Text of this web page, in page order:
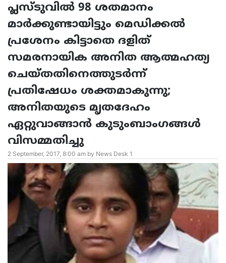
പ്ലസ്ടുവില്‍ 98 ശതമാനം
മാര്‍ക്കുണ്ടായിട്ടും മെഡിക്കല്‍
പ്രശേനം കിട്ടാതെ ദളിത്
സമരനായിക അനിത ആത്മഹത്യ
ചെയ്തതിനെത്തുടര്‍ന്ന്
പ്രതിഷേധം ശക്തമാകുന്നു;
അനിതയുടെ മൃതദേഹം
ഏറ്റുവാങ്ങാന്‍ കുടുംബാംഗങ്ങള്‍
വിസമ്മതിച്ചു
2 September, 2017, 8:00 am by News Desk 1